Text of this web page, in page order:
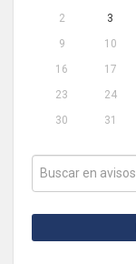
2
3
9
10
16
17
23
24
30
31